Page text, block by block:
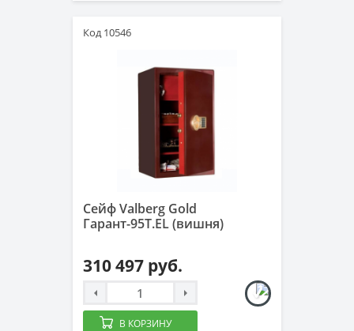
Код 10546
Сейф Valberg Gold
Гарант-95T.EL (вишня)
310 497 руб.
В КОРЗИНУ